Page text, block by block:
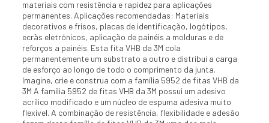
materiais com resistência e rapidez para aplicações
permanentes. Aplicações recomendadas: Materiais
decorativos e frisos, placas de identificação, logótipos,
ecrãs eletrónicos, aplicação de painéis a molduras e de
reforços a painéis. Esta fita VHB da 3M cola
permanentemente um substrato a outro e distribui a carga
de esforço ao longo de todo o comprimento da junta.
Imagine, crie e construa com a família 5952 de fitas VHB da
3M A família 5952 de fitas VHB da 3M possui um adesivo
acrílico modificado e um núcleo de espuma adesiva muito
flexível. A combinação de resistência, flexibilidade e adesão